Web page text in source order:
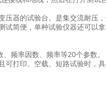
器的试验台。是集交流耐压
简便，单种试验仪器还可以
频率因数、频率等20个参数。
打印。空载、短路试验时，